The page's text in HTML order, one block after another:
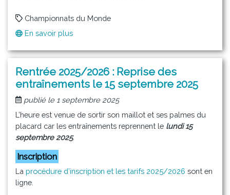
Championnats du Monde
En savoir plus
l'or
au
Championnat
du
Monde
master
eau
libre
Rentrée 2025/2026 : Reprise des
entraînements le 15 septembre 2025
publié le 1 septembre 2025
L’heure est venue de sortir son maillot et ses palmes du
placard car les entraînements reprennent le lundi 15
septembre 2025.
Inscription
La procédure d’inscription et les tarifs 2025/2026 sont en
ligne.